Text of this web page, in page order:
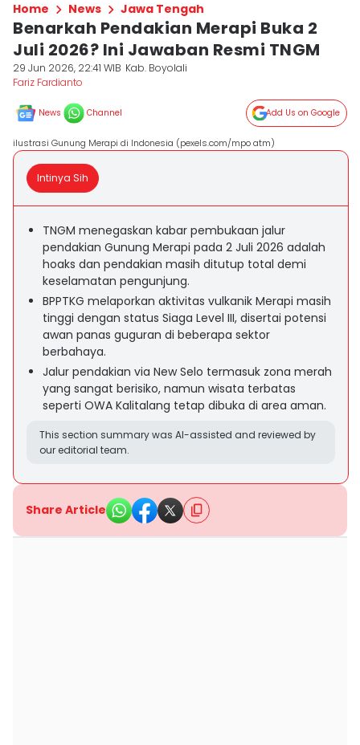
Home News Jawa Tengah
Benarkah Pendakian Merapi Buka 2
Juli 2026? Ini Jawaban Resmi TNGM
29 Jun 2026, 22:41 WIB Kab. Boyolali
Fariz Fardianto
News Channel Add Us on Google
ilustrasi Gunung Merapi di Indonesia (pexels.com/mpo atm)
Intinya Sih
TNGM menegaskan kabar pembukaan jalur
pendakian Gunung Merapi pada 2 Juli 2026 adalah
hoaks dan pendakian masih ditutup total demi
keselamatan pengunjung.
BPPTKG melaporkan aktivitas vulkanik Merapi masih
tinggi dengan status Siaga Level III, disertai potensi
awan panas guguran di beberapa sektor
berbahaya.
Jalur pendakian via New Selo termasuk zona merah
yang sangat berisiko, namun wisata terbatas
seperti OWA Kalitalang tetap dibuka di area aman.
This section summary was AI-assisted and reviewed by
our editorial team.
Share Article